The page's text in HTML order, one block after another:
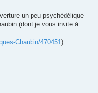
un peu psychédélique
(dont je vous invite à
Chaubin/470451 )